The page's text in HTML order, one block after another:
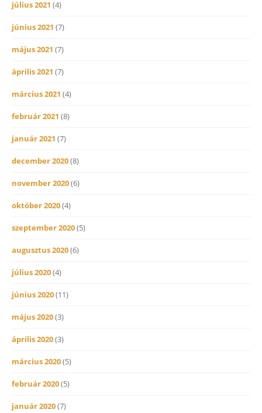
július 2021 (4)
június 2021 (7)
május 2021 (7)
április 2021 (7)
március 2021 (4)
február 2021 (8)
január 2021 (7)
december 2020(8)
november 2020(6)
október 2020(4)
szeptember 2020(5)
augusztus 2020(6)
július 2020(4)
június 2020(11)
május 2020(3)
április 2020(3)
március 2020(5)
február 2020(5)
január 2020(7)